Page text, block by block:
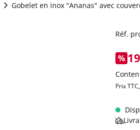
Gobelet en inox "Ananas" avec
Réf.
%
Prix